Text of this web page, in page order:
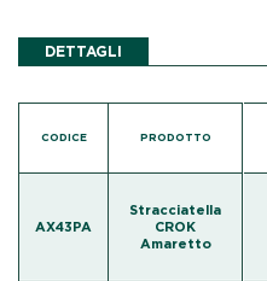
DETTAGLI
CODICE PRODOTTO
AX43PA
Stracciatella
CROK
Amaretto